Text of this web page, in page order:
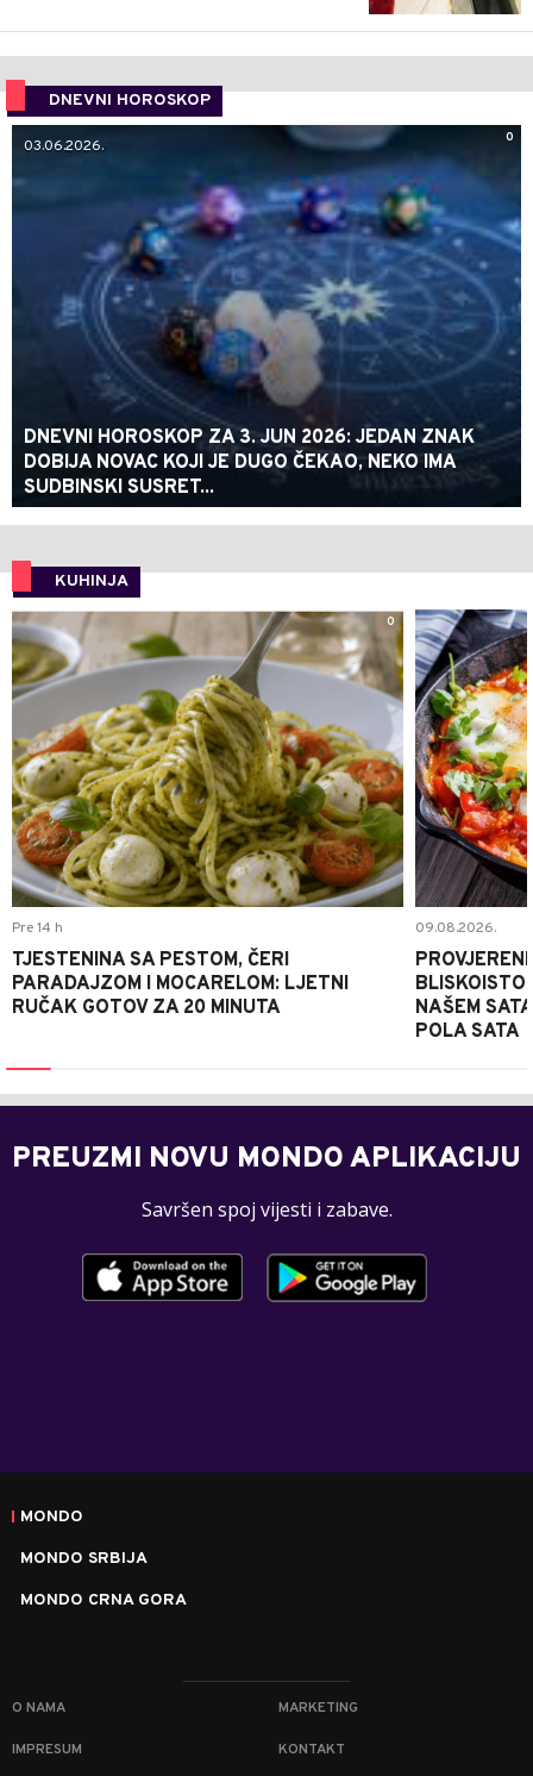
DNEVNI HOROSKOP
0
03.06.2026.
DNEVNI HOROSKOP ZA 3. JUN 2026: JEDAN ZNAK
DOBIJA NOVAC KOJI JE DUGO ČEKAO, NEKO IMA
SUDBINSKI SUSRET...
KUHINJA
0
Pre 14 h
TJESTENINA SA PESTOM, ČERI
PARADAJZOM I MOCARELOM: LJETNI
RUČAK GOTOV ZA 20 MINUTA
09.08.2026.
NAŠEM
POLA SATA
PREUZMI NOVU MONDO APLIKACIJU
Savršen spoj vijesti i zabave.
MONDO
MONDO SRBIJA
MONDO CRNA GORA
O NAMA MARKETING
IMPRESUM KONTAKT